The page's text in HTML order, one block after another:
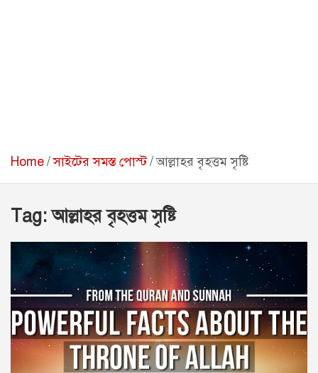
Home সাইটের সমস্ত পোস্ট আল্লাহর বৃহত্তম সৃষ্টি
Tag:আল্লাহর বৃহত্তম সৃষ্টি